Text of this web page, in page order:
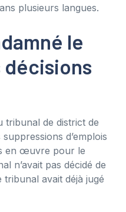
plusieurs langues.
le
décisions
tribunal de district de
d’emplois
en œuvre pour le
n’avait pas décidé de
tribunal avait déjà jugé